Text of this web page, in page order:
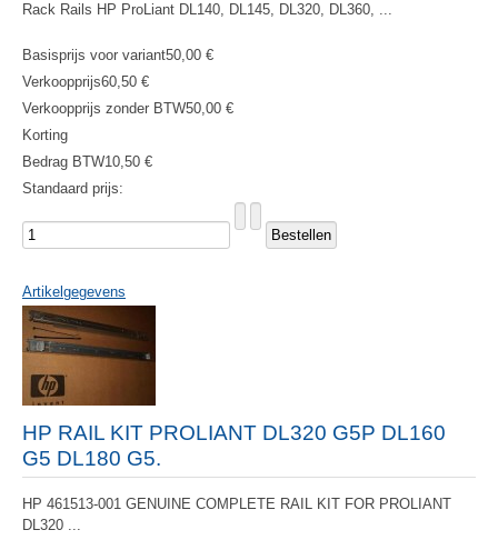
Rack Rails HP ProLiant DL140, DL145, DL320, DL360, ...
Basisprijs voor variant50,00 €
Verkoopprijs60,50 €
Verkoopprijs zonder BTW50,00 €
Korting
Bedrag BTW10,50 €
Standaard prijs:
Artikelgegevens
HP RAIL KIT PROLIANT DL320 G5P DL160
G5 DL180 G5.
HP 461513-001 GENUINE COMPLETE RAIL KIT FOR PROLIANT
DL320 ...